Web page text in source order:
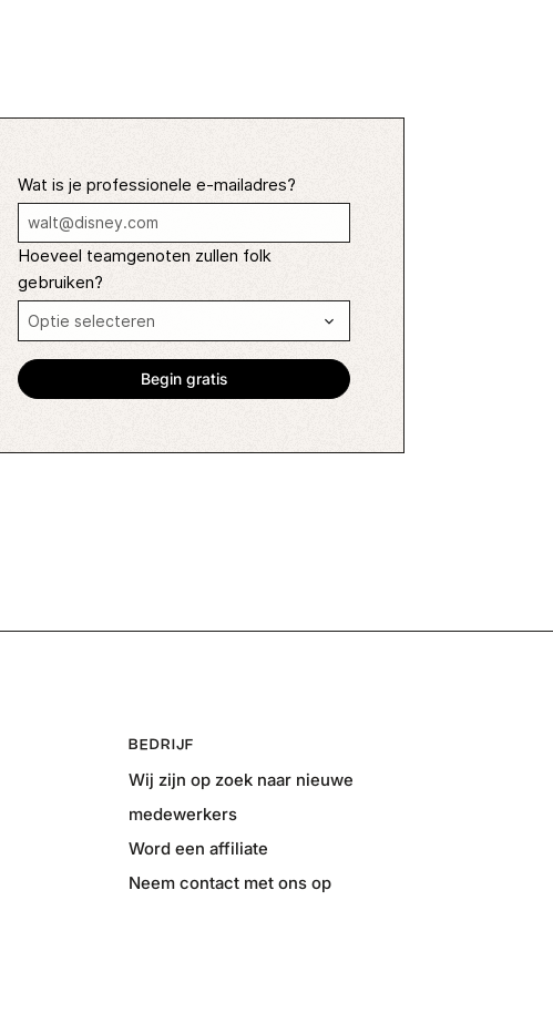
Wat is je professionele e-mailadres?
Hoeveel teamgenoten zullen folk
gebruiken?
BEDRIJF
Wij zijn op zoek naar nieuwe
medewerkers
Word een affiliate
Neem contact met ons op